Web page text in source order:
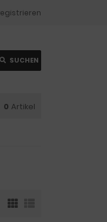
SUCHEN
0 Artikel